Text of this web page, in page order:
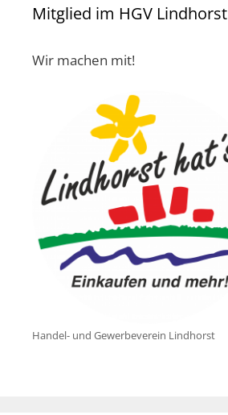
Mitglied im HGV Lindhorst
Wir machen mit!
Handel- und Gewerbeverein Lindhorst